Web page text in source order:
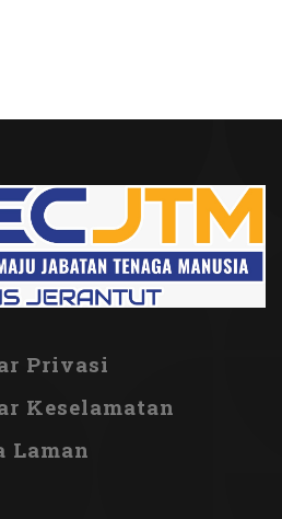
Privasi
Keselamatan
Laman